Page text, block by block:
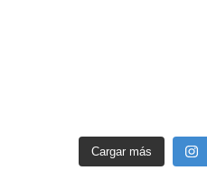
Cargar más